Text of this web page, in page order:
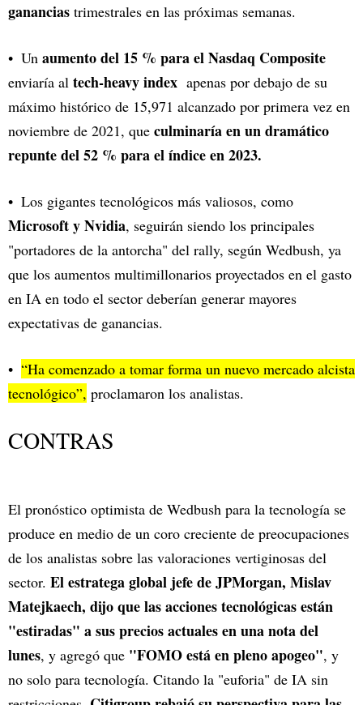
ganancias trimestrales en las próximas semanas.
Un aumento del 15 % para el Nasdaq Composite
enviaría al tech-heavy index apenas por debajo de su
máximo histórico de 15,971 alcanzado por primera vez en
noviembre de 2021, que culminaría en un dramático
repunte del 52 % para el índice en 2023.
Los gigantes tecnológicos más valiosos, como
Microsoft y Nvidia, seguirán siendo los principales
"portadores de la antorcha" del rally, según Wedbush, ya
que los aumentos multimillonarios proyectados en el gasto
en IA en todo el sector deberían generar mayores
expectativas de ganancias.
“Ha comenzado a tomar forma un nuevo mercado alcista
tecnológico”, proclamaron los analistas.
CONTRAS
El pronóstico optimista de Wedbush para la tecnología se
produce en medio de un coro creciente de preocupaciones
de los analistas sobre las valoraciones vertiginosas del
sector. El estratega global jefe de JPMorgan, Mislav
Matejkaech, dijo que las acciones tecnológicas están
"estiradas" a sus precios actuales en una nota del
lunes, y agregó que "FOMO está en pleno apogeo", y
no solo para tecnología. Citando la "euforia" de IA sin